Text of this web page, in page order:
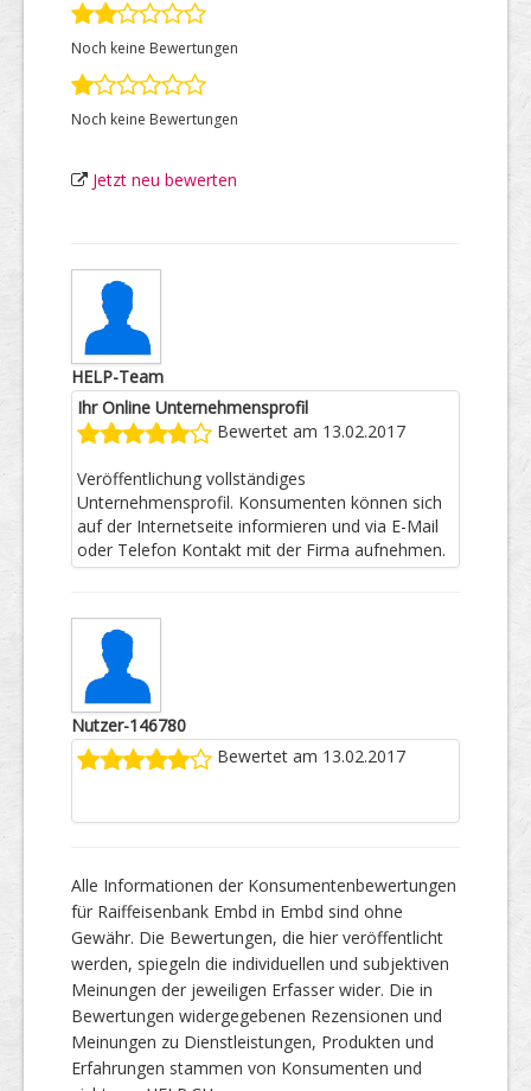
Noch keine Bewertungen
Noch keine Bewertungen
Jetzt neu bewerten
HELP-Team
Ihr Online Unternehmensprofil
Bewertet am 13.02.2017
Veröffentlichung vollständiges
Unternehmensprofil. Konsumenten können sich
auf der Internetseite informieren und via E-Mail
oder Telefon Kontakt mit der Firma aufnehmen.
Nutzer-146780
Bewertet am 13.02.2017
Alle Informationen der Konsumentenbewertungen
für Raiffeisenbank Embd in Embd sind ohne
Gewähr. Die Bewertungen, die hier veröffentlicht
werden, spiegeln die individuellen und subjektiven
Meinungen der jeweiligen Erfasser wider. Die in
Bewertungen widergegebenen Rezensionen und
Meinungen zu Dienstleistungen, Produkten und
Erfahrungen stammen von Konsumenten und